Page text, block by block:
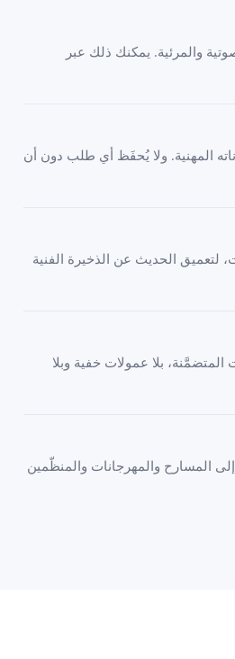
والمرئية. يمكنك ذلك عبر
المهنية. ولا يُحفَظ أي طلب دون أن
لتعميق الحديث عن الذخيرة الفنية
بلا عمولات خفية وبلا
المسارح والمهرجانات والمنظّمين